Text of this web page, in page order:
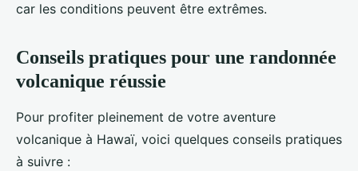
car les conditions peuvent être extrêmes.
Conseils pratiques pour une randonnée
volcanique réussie
Pour profiter pleinement de votre aventure
volcanique à Hawaï, voici quelques conseils pratiques
à suivre :